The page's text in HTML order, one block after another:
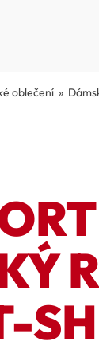
oblečení »